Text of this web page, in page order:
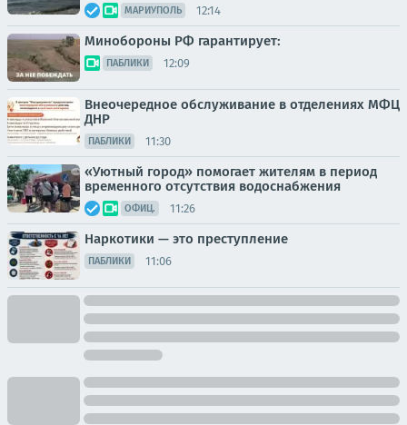
МАРИУПОЛЬ 12:14
Минобороны РФ гарантирует:
ПАБЛИКИ 12:09
Внеочередное обслуживание в отделениях МФЦ
ДНР
ПАБЛИКИ 11:30
«Уютный город» помогает жителям в период
временного отсутствия водоснабжения
ОФИЦ. 11:26
Наркотики — это преступление
ПАБЛИКИ 11:06